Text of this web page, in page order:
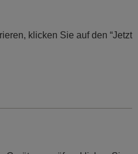
klicken Sie auf den “Jetzt